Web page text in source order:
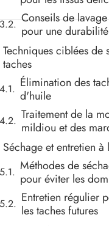
Conseils de
pour une
Techniques ciblées de
taches
Élimination des
d'huile
Traitement de la
mildiou et des
Séchage et entretien
Méthodes de
pour éviter les
Entretien régulier
les taches futures